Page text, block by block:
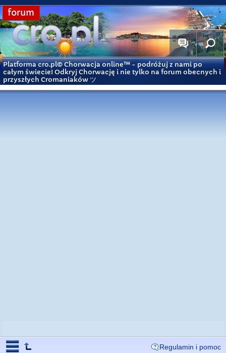
forum
Platforma cro.pl© Chorwacja online™ - podróżuj z nami po
całym świecie! Odkryj Chorwację i nie tylko na forum obecnych i
przyszłych Cromaniaków ツ
Regulamin i pomoc